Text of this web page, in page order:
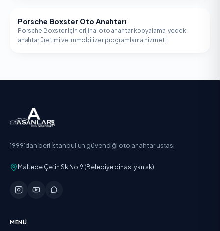
PORSCHE
Porsche Boxster Oto Anahtarı
Porsche Boxster için orijinal oto anahtar kopyalama, yedek
anahtar üretimi ve immobilizer programlama hizmeti.
1999'dan beri İstanbul'un güvendiği oto anahtar ustası
Maltepe Çetin Sk No:9 (Belediye binası yan sk)
MENÜ